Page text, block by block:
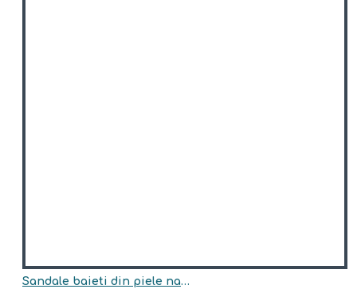
Sandale baieti din piele naturala model BAYANI